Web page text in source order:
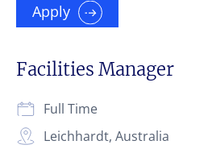
Apply
Facilities Manager
Leichhardt, Australia
Full Time